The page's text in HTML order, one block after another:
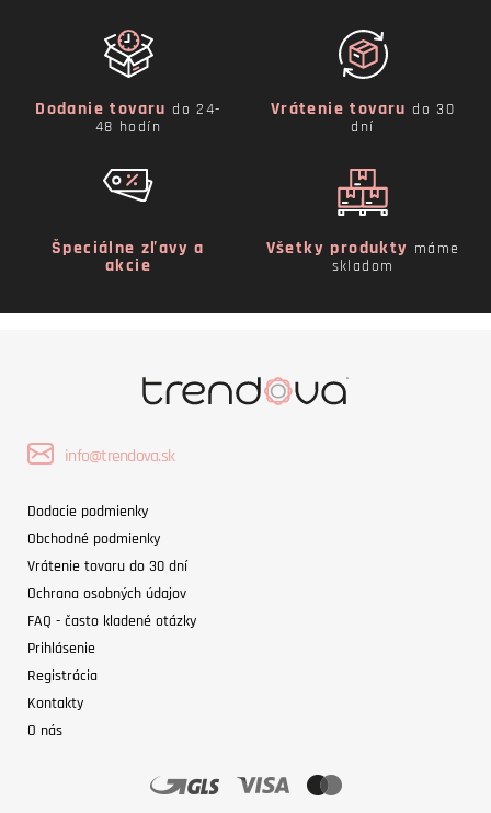
Dodanie tovaru do 24-
48 hodín
Vrátenie tovaru do 30
dní
Špeciálne zľavy a
akcie
Všetky produkty máme
skladom
info@trendova.sk
Dodacie podmienky
Obchodné podmienky
Vrátenie tovaru do 30 dní
Ochrana osobných údajov
FAQ - často kladené otázky
Prihlásenie
Registrácia
Kontakty
O nás